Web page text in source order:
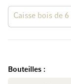
Caisse bois de 6
Bouteilles